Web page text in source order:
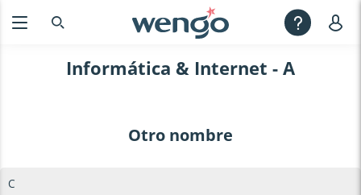
Informática & Internet - A
Otro nombre
C